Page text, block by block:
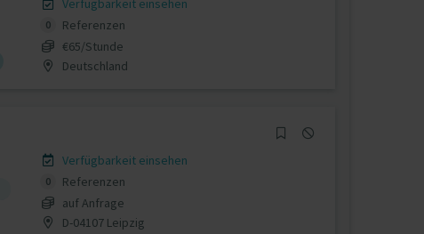
Verfügbarkeit einsehen
0
Referenzen
€65/Stunde
Deutschland
Verfügbarkeit einsehen
0
Referenzen
auf Anfrage
D-04107 Leipzig